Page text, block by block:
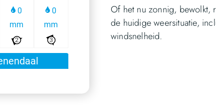
Of het nu zonnig, bewolkt,
de huidige weersituatie,
windsnelheid.